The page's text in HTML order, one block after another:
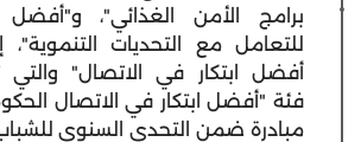
برامج الأمن الغذائي"،
للتعامل مع التحديات
أفضل ابتكار في الاتصال"
فئة "أفضل ابتكار في الاتصال
مبادرة ضمن التحدي السنوي